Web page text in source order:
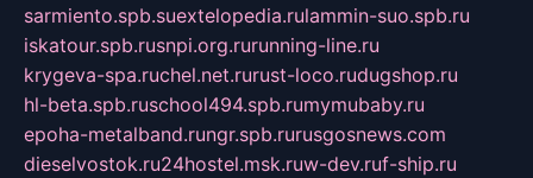
sarmiento.spb.suextelopedia.rulammin-suo.spb.ru
iskatour.spb.rusnpi.org.rurunning-line.ru
krygeva-spa.ruchel.net.rurust-loco.rudugshop.ru
hl-beta.spb.ruschool494.spb.rumymubaby.ru
epoha-metalband.rungr.spb.rurusgosnews.com
dieselvostok.ru24hostel.msk.ruw-dev.ruf-ship.ru